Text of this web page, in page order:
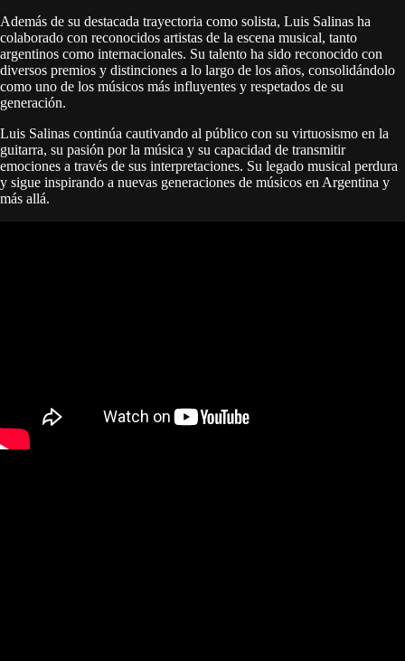
Además de su destacada trayectoria como solista, Luis Salinas ha
colaborado con reconocidos artistas de la escena musical, tanto
argentinos como internacionales. Su talento ha sido reconocido con
diversos premios y distinciones a lo largo de los años, consolidándolo
como uno de los músicos más influyentes y respetados de su
generación.
Luis Salinas continúa cautivando al público con su virtuosismo en la
guitarra, su pasión por la música y su capacidad de transmitir
emociones a través de sus interpretaciones. Su legado musical perdura
y sigue inspirando a nuevas generaciones de músicos en Argentina y
más allá.